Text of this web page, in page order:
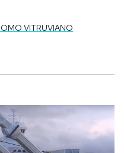
VITRUVIANO